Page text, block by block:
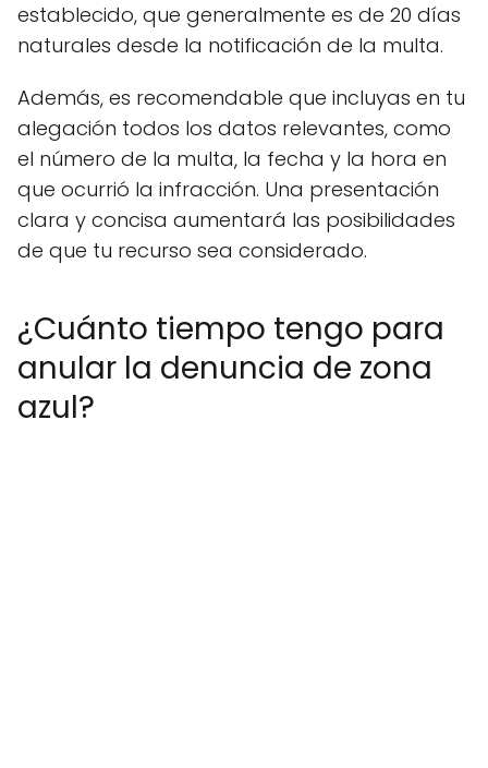
establecido, que generalmente es de 20 días
naturales desde la notificación de la multa.
Además, es recomendable que incluyas en tu
alegación todos los datos relevantes, como
el número de la multa, la fecha y la hora en
que ocurrió la infracción. Una presentación
clara y concisa aumentará las posibilidades
de que tu recurso sea considerado.
¿Cuánto tiempo tengo para
anular la denuncia de zona
azul?